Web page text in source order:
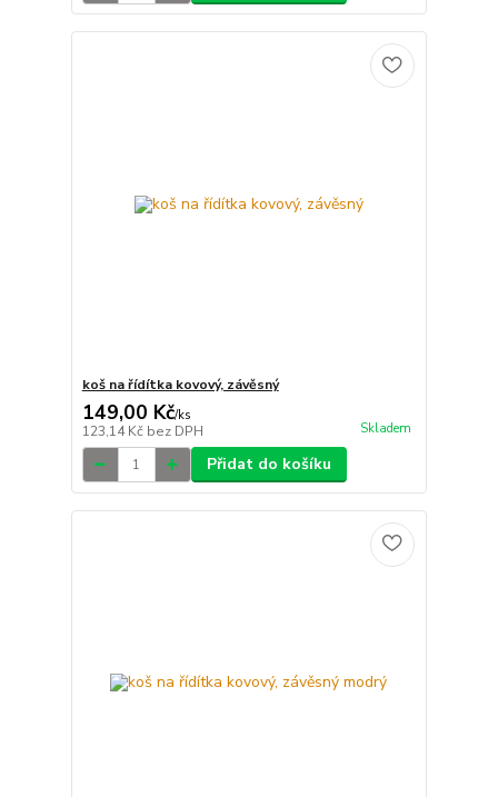
koš na řídítka kovový, závěsný
149,00 Kč/ks
123,14 Kč bez DPH Skladem
Přidat do košíku